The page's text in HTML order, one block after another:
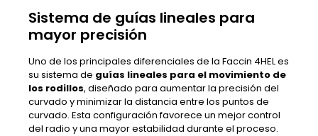
Sistema de guías lineales para
mayor precisión
Uno de los principales diferenciales de la Faccin 4HEL es
su sistema de guías lineales para el movimiento de
los rodillos, diseñado para aumentar la precisión del
curvado y minimizar la distancia entre los puntos de
curvado. Esta configuración favorece un mejor control
del radio y una mayor estabilidad durante el proceso.